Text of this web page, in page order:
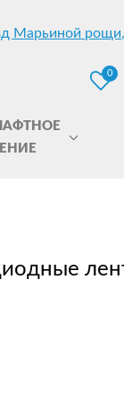
Марьиной рощи,
0